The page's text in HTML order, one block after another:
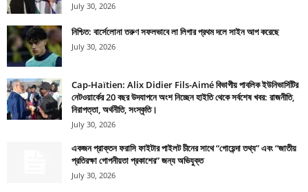
July 30, 2026
নিশ্চিত: বার্সেলোনা তরুণ সফলভাবে লা লিগার প্রথম দলে সাইন আপ করেছে
July 30, 2026
Cap-Haïtien: Alix Didier Fils-Aimé বিভাগীয় পাবলিক ইউনিভার্সিটির
নেটওয়ার্কের 20 বছর উদযাপনে অংশ নিচ্ছেন হাইতি থেকে সর্বশেষ খবর: রাজনীতি,
নিরাপত্তা, অর্থনীতি, সংস্কৃতি।
July 30, 2026
একজন প্রাক্তন ফরাসি ফাইটার পাইলট চীনের সাথে “গোয়েন্দা তথ্য” এবং “জাতীয়
প্রতিরক্ষা গোপনীয়তা প্রকাশের” জন্য অভিযুক্ত
July 30, 2026